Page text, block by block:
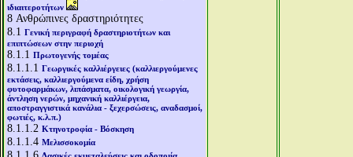
ιδιαιτεροτήτων
8 Ανθρώπινες δραστηριότητες
8.1 Γενική περιγραφή δραστηριοτήτων και
επιπτώσεων στην περιοχή
8.1.1 Πρωτογενής τομέας
8.1.1.1 Γεωργικές καλλιέργειες (καλλιεργούμενες
εκτάσεις, καλλιεργούμενα είδη, χρήση
φυτοφαρμάκων, λιπάσματα, οικολογική γεωργία,
άντληση νερών, μηχανική καλλιέργεια,
αποστραγγιστικά κανάλια - ξεχερσώσεις, αναδασμοί,
φωτιές, κ.λ.π.)
8.1.1.2 Κτηνοτροφία - Βόσκηση
8.1.1.4 Μελισσοκομία